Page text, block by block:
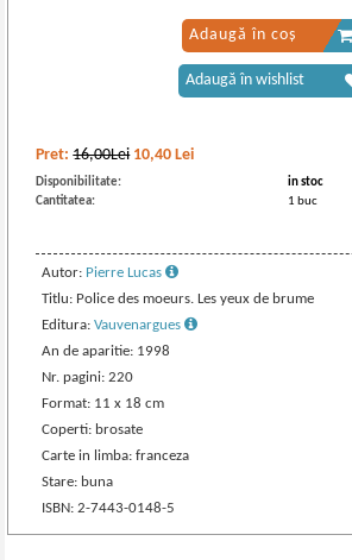
Pret:16,00Lei 10,40 Lei
Disponibilitate:
in stoc
Cantitatea:
1 buc
Autor: Pierre Lucas
Titlu: Police des moeurs. Les yeux de brume
Editura:Vauvenargues
An de aparitie: 1998
Nr. pagini: 220
Format: 11 x 18 cm
Coperti: brosate
Carte in limba: franceza
Stare: buna
ISBN: 2-7443-0148-5
Adaugă în coș
Adaugă în wishlist